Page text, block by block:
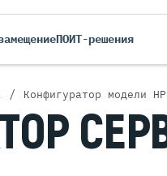
Все Серверы
Rack Серверы
ПОИТ-решения
/ Конфигуратор модели